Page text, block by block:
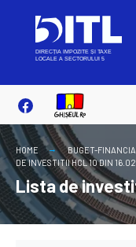
content
HOME BUGET-
DE INVESTITII HCL 10 DIN
Lista de
for: